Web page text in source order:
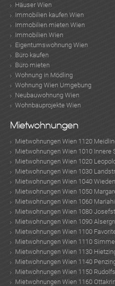
Häuser Wien
Immobilien kaufen Wien
Immobilien mieten Wien
Immobilien Wien
Eigentumswohnung Wien
Büro kaufen
Büro mieten
Wohnung in Mödling
Wohnung Wien Umgebung
Neubauwohnung Wien
Wohnbauprojekte Wien
Mietwohnungen
Mietwohnungen Wien 1120
Mietwohnungen Wien 1010 Innere
Mietwohnungen Wien 1020
Mietwohnungen Wien 1030
Mietwohnungen Wien 1040 Wieden
Mietwohnungen Wien 1050
Mietwohnungen Wien 1060
Mietwohnungen Wien 1080
Mietwohnungen Wien 1090
Mietwohnungen Wien 1100
Mietwohnungen Wien 1110
Mietwohnungen Wien 1130
Mietwohnungen Wien 1140
Mietwohnungen Wien 1150
Mietwohnungen Wien 1160